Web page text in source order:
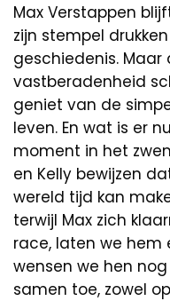
Max Verstappen
zijn stempel
geschiedenis.
vastberadenheid
geniet van de
leven. En wat is er
moment in het
en Kelly bewijzen
wereld tijd kan
terwijl Max zich
race, laten we hem
wensen we hen
samen toe, zowel